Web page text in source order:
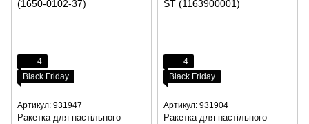
4
Black Friday
Артикул: 931947
Ракетка для настільного
4
Black Friday
Артикул: 931904
Ракетка для настільного